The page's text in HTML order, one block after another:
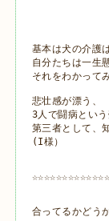
基本は犬の介護
自分たちは一生
それをわかって
悲壮感が漂う、
3人で闘病とい
第三者として、
(I様）
合ってるかどう